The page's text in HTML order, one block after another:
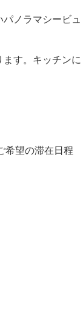
ノラマシービュ
す。キッチンに
希望の滞在日程